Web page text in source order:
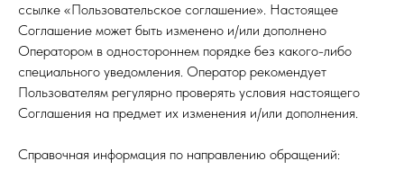
ссылке «Пользовательское соглашение». Настоящее
Соглашение может быть изменено и/или дополнено
Оператором в одностороннем порядке без какого-либо
специального уведомления. Оператор рекомендует
Пользователям регулярно проверять условия настоящего
Соглашения на предмет их изменения и/или дополнения.
Справочная информация по направлению обращений: